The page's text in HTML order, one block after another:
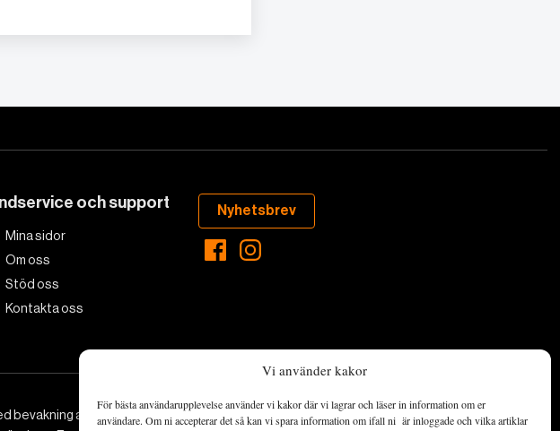
Vi använder kakor
För bästa användarupplevelse använder vi kakor där vi lagrar och läser in information om er
användare. Om ni accepterar det så kan vi spara information om ifall ni är inloggade och vilka artiklar
och support
Mina sidor
Om oss
Stöd oss
Kontakta oss
Nyhetsbrev
bevakning av det viktigaste som händer